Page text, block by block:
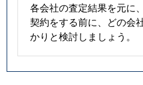
各会社の査定結果を元に
契約をする前に、どの会
かりと検討しましょう。